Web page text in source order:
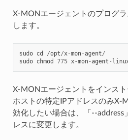
X-MONエージェントのプログ
します。
sudo cd /opt/x-mon-agent/
sudo chmod 775 x-mon-agent -
X-MONエージェントをインス
ホストの特定IPアドレスのみX-
効化したい場合は、「--address
レスに変更します。